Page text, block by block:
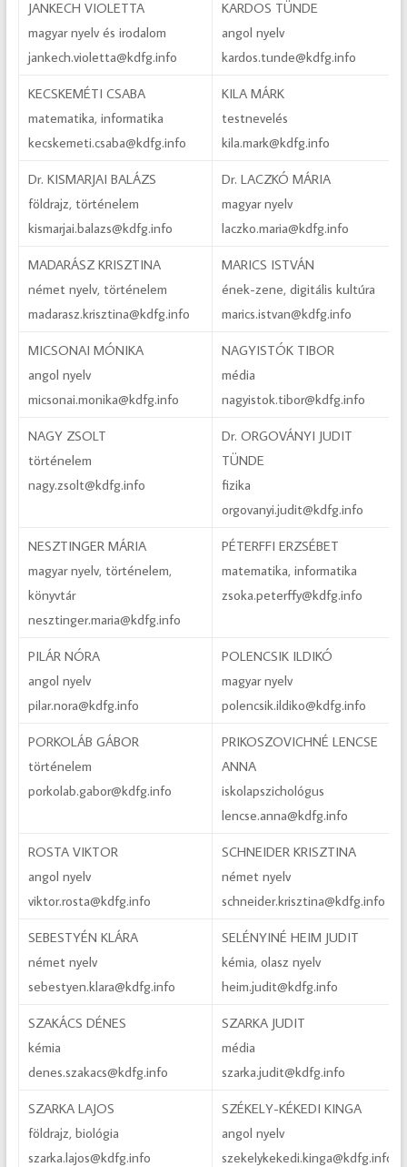
JANKECH VIOLETTA
magyar nyelv és irodalom
jankech.violetta@kdfg.info
KARDOS TÜNDE
angol nyelv
kardos.tunde@kdfg.info
KECSKEMÉTI CSABA
matematika, informatika
kecskemeti.csaba@kdfg.info
KILA MÁRK
testnevelés
kila.mark@kdfg.info
Dr. KISMARJAI BALÁZS
földrajz, történelem
kismarjai.balazs@kdfg.info
Dr. LACZKÓ MÁRIA
magyar nyelv
laczko.maria@kdfg.info
MADARÁSZ KRISZTINA
német nyelv, történelem
madarasz.krisztina@kdfg.info
MARICS ISTVÁN
ének-zene, digitális kultúra
marics.istvan@kdfg.info
MICSONAI MÓNIKA
angol nyelv
micsonai.monika@kdfg.info
NAGYISTÓK TIBOR
média
nagyistok.tibor@kdfg.info
NAGY ZSOLT
történelem
nagy.zsolt@kdfg.info
Dr. ORGOVÁNYI JUDIT
TÜNDE
fizika
orgovanyi.judit@kdfg.info
NESZTINGER MÁRIA
magyar nyelv, történelem,
könyvtár
nesztinger.maria@kdfg.info
PÉTERFFI ERZSÉBET
matematika, informatika
zsoka.peterffy@kdfg.info
PILÁR NÓRA
angol nyelv
pilar.nora@kdfg.info
POLENCSIK ILDIKÓ
magyar nyelv
polencsik.ildiko@kdfg.info
PORKOLÁB GÁBOR
történelem
porkolab.gabor@kdfg.info
PRIKOSZOVICHNÉ LENCSE
ANNA
iskolapszichológus
lencse.anna@kdfg.info
ROSTA VIKTOR
angol nyelv
viktor.rosta@kdfg.info
SCHNEIDER KRISZTINA
német nyelv
schneider.krisztina@kdfg.info
SEBESTYÉN KLÁRA
német nyelv
sebestyen.klara@kdfg.info
SELÉNYINÉ HEIM JUDIT
kémia, olasz nyelv
heim.judit@kdfg.info
SZAKÁCS DÉNES
kémia
denes.szakacs@kdfg.info
SZARKA JUDIT
média
szarka.judit@kdfg.info
SZARKA LAJOS
földrajz, biológia
szarka.lajos@kdfg.info
SZÉKELY-KÉKEDI KINGA
angol nyelv
szekelykekedi.kinga@kdfg.info